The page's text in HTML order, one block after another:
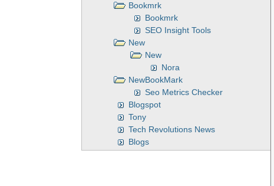
Bookmrk
Bookmrk
SEO Insight Tools
New
New
Nora
NewBookMark
Seo Metrics Checker
Blogspot
Tony
Tech Revolutions News
Blogs